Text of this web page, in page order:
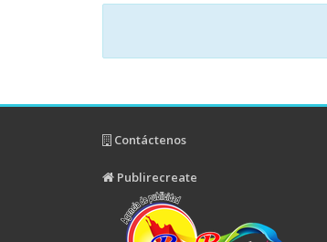
Contáctenos
Publirecreate